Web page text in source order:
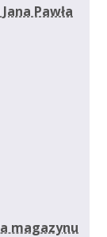
Pawła
magazynu